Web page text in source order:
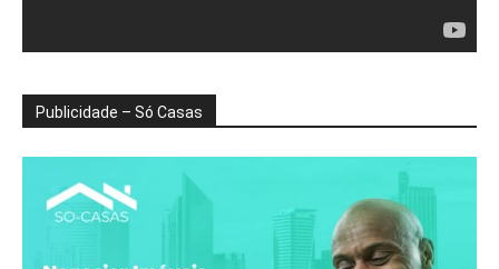
Publicidade – Só Casas